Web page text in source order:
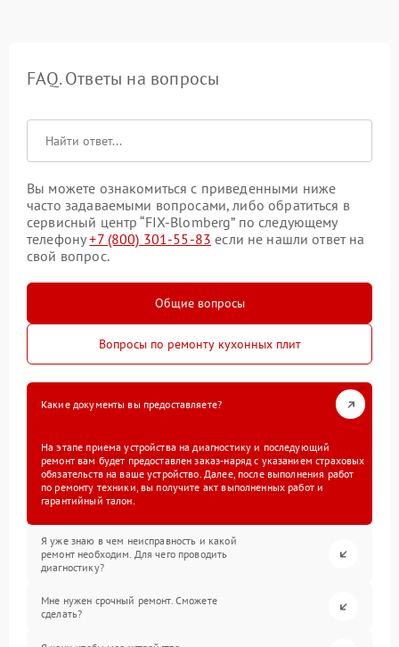
FAQ. Ответы на вопросы
Вы можете ознакомиться с приведенными ниже
часто задаваемыми вопросами, либо обратиться в
сервисный центр “FIX-Blomberg” по следующему
телефону+7 (800) 301-55-83 если не нашли ответ на
свой вопрос.
Общие вопросы
Вопросы по ремонту кухонных плит
Какие документы вы предоставляете?
На этапе приема устройства на диагностику и последующий
ремонт вам будет предоставлен заказ-наряд с указанием страховых
обязательств на ваше устройство. Далее, после выполнения работ
по ремонту техники, вы получите акт выполненных работ и
гарантийный талон.
Я уже знаю в чем неисправность и какой
ремонт необходим. Для чего проводить
диагностику?
Мне нужен срочный ремонт. Сможете
сделать?